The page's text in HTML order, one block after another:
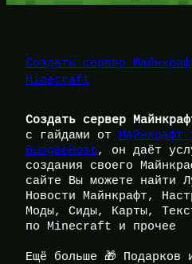
Создать сервер
Minecraft
Создать сервер
с гайдами от
Майнкрафт
BungeeHost, он даёт
создания своего
сайте Вы можете найти
Новости Майнкрафт,
Моды, Сиды, Карты,
по Minecraft и прочее
Ещё больше 🎁 Подарков